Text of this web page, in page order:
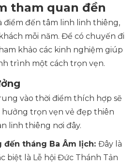
tham quan đền
điểm đến tâm linh linh thiêng,
mỗi năm. Để có chuyến đi
khảo các kinh nghiệm giúp
trình một cách trọn vẹn.
vào thời điểm thích hợp sẽ
trọn vẹn vẻ đẹp thiên
linh thiêng nơi đây.
đến tháng Ba Âm lịch: Đây là
biệt là Lễ hội Đức Thánh Tản